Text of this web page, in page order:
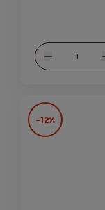
Disminuir
Cantidad
-12%